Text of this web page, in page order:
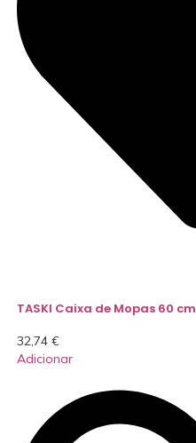
TASKI Caixa de Mopas 60 cm
32,74 €
Adicionar